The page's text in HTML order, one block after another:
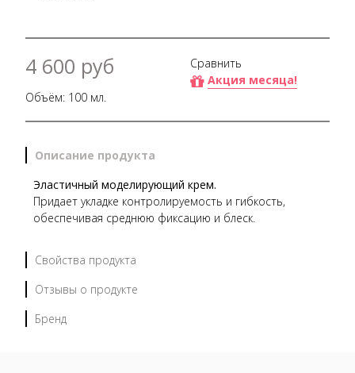
4 600 руб
Объём: 100 мл.
Сравнить
Акция месяца!
Описание продукта
Эластичный моделирующий крем.
Придает укладке контролируемость и гибкость,
обеспечивая среднюю фиксацию и блеск.
Свойства продукта
Отзывы о продукте
Бренд